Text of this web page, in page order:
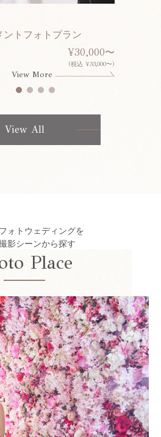
ントフォトプラン
¥30,000〜
(税込 ¥33,000〜)
View More
View All
ォトウェディングを
影シーンから探す
Place